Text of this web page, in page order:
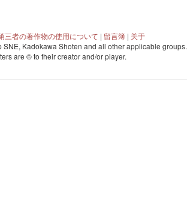
三者の著作物の使用について | 留言簿 | 关于
Kadokawa Shoten and all other applicable groups.
are © to their creator and/or player.